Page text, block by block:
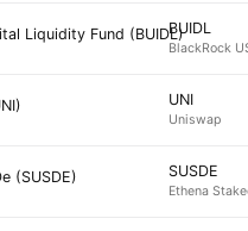
BUIDL
BlackRock
UNI
Uniswap
SUSDE
Ethena